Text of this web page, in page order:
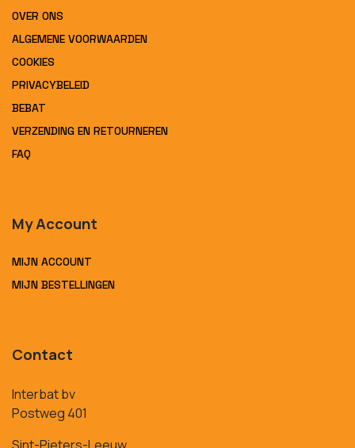
OVER ONS
ALGEMENE VOORWAARDEN
COOKIES
PRIVACYBELEID
BEBAT
VERZENDING EN RETOURNEREN
FAQ
My Account
MIJN ACCOUNT
MIJN BESTELLINGEN
Contact
Interbat bv
Postweg 401